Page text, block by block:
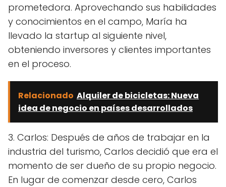
prometedora. Aprovechando sus habilidades
y conocimientos en el campo, María ha
llevado la startup al siguiente nivel,
obteniendo inversores y clientes importantes
en el proceso.
Relacionado Alquiler de bicicletas: Nueva
idea de negocio en países desarrollados
3. Carlos: Después de años de trabajar en la
industria del turismo, Carlos decidió que era el
momento de ser dueño de su propio negocio.
En lugar de comenzar desde cero, Carlos